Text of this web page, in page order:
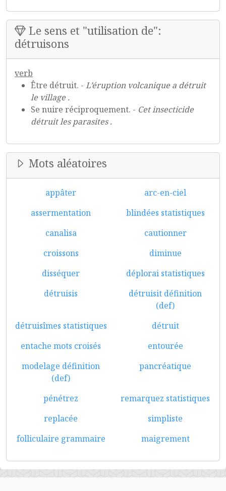
Le sens et "utilisation de":
détruisons
verb
Être détruit. - L’éruption volcanique a détruit
le village .
Se nuire réciproquement. - Cet insecticide
détruit les parasites .
Mots aléatoires
appâter
arc-en-ciel
assermentation
blindées statistiques
canalisa
cautionner
croissons
diminue
disséquer
déplorai statistiques
détruisis
détruisit définition
(def)
détruisîmes statistiques
détruit
entache mots croisés
entourée
modelage définition
(def)
pancréatique
pénétrez
remarquez statistiques
replacée
simpliste
folliculaire grammaire
maigrement